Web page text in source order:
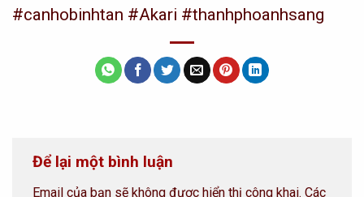
#canhobinhtan #Akari #thanhphoanhsang
Để lại một bình luận
Email của bạn sẽ không được hiển thị công khai. Các